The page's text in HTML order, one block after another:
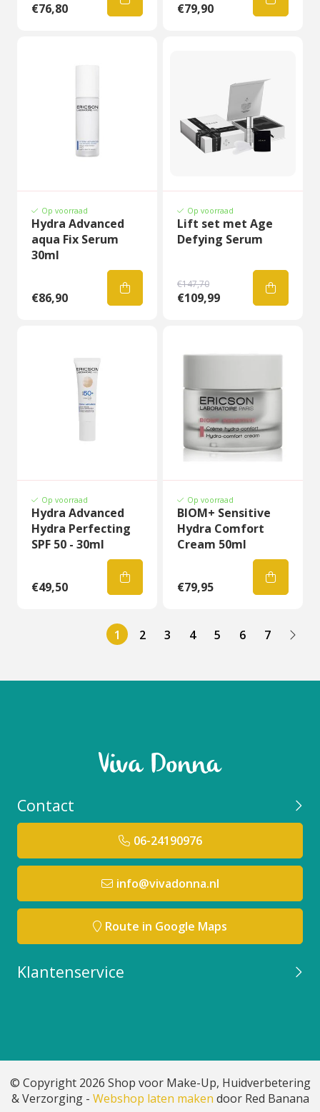
€76,80 €79,90
Op voorraad
Hydra Advanced
aqua Fix Serum
30ml
€86,90
Op voorraad
Lift set met Age
Defying Serum
€147,70
€109,99
Op voorraad
Hydra Advanced
Hydra Perfecting
SPF 50 - 30ml
€49,50
Op voorraad
BIOM+ Sensitive
Hydra Comfort
Cream 50ml
€79,95
1 2 3 4 5 6 7
Contact
06-24190976
info@vivadonna.nl
Route in Google Maps
Klantenservice
© Copyright 2026 Shop voor Make-Up, Huidverbetering
& Verzorging - Webshop laten maken door Red Banana